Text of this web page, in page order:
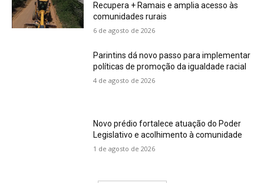
Recupera + Ramais e amplia acesso às
comunidades rurais
6 de agosto de 2026
Parintins dá novo passo para implementar
políticas de promoção da igualdade racial
4 de agosto de 2026
Novo prédio fortalece atuação do Poder
Legislativo e acolhimento à comunidade
1 de agosto de 2026